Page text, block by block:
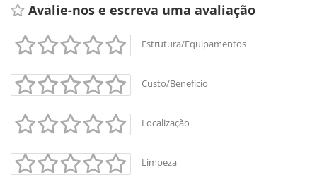
Avalie-nos e escreva uma avaliação
Estrutura/Equipamentos
Custo/Benefício
Localização
Limpeza